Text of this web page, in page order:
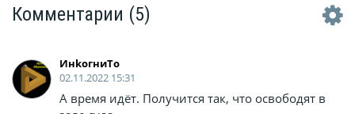
Комментарии (5)
ИнkoгниTo
02.11.2022 15:31
А время идёт. Получится так, что освободят в